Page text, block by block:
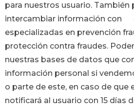
para nuestros usuario. También
intercambiar información con
especializadas en prevención
protección contra fraudes.
nuestras bases de datos que
información personal si
o parte de este, en caso de que
notificará al usuario con 15 días